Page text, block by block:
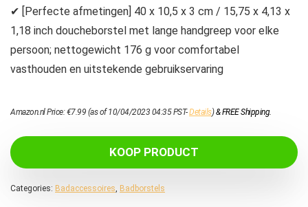
✔ [Perfecte afmetingen] 40 x 10,5 x 3 cm / 15,75 x 4,13 x
1,18 inch doucheborstel met lange handgreep voor elke
persoon; nettogewicht 176 g voor comfortabel
vasthouden en uitstekende gebruikservaring
Amazon.nl Price:€7.99 (as of 10/04/2023 04:35 PST-Details)&FREE Shipping.
KOOP PRODUCT
Categories: Badaccessoires, Badborstels